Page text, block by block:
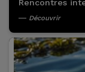
Rencontres
Découvrir